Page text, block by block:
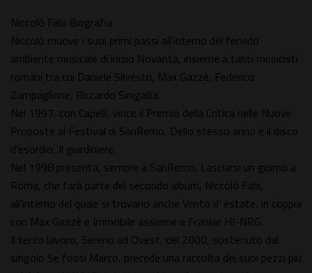
Niccolò Fabi Biografia
Niccolò muove i suoi primi passi all’interno del fervido
ambiente musicale di inizio Novanta, insieme a tanti musicisti
romani tra cui Daniele Silvestri, Max Gazzè, Federico
Zampaglione, Riccardo Sinigallia.
Nel 1997, con Capelli, vince il Premio della Critica nelle Nuove
Proposte al Festival di SanRemo, Dello stesso anno è il disco
d’esordio, Il giardiniere.
Nel 1998 presenta, sempre a SanRemo, Lasciarsi un giorno a
Roma, che farà parte del secondo album, Niccolò Fabi,
all’interno del quale si trovano anche Vento d’ estate, in coppia
con Max Gazzè e Immobile assieme a Frankie HI-NRG.
Il terzo lavoro, Sereno ad Ovest, del 2000, sostenuto dal
singolo Se fossi Marco, precede una raccolta dei suoi pezzi più